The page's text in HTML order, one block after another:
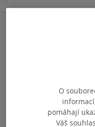
Mám jen dvě slova
Super kniha!!
vás,poniektory
Pomohla vám tato
O
pomáhají
Váš